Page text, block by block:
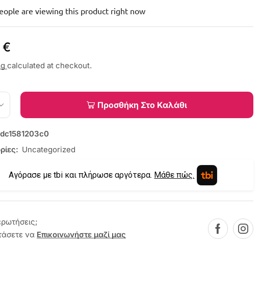
are viewing this product right now
€
calculated at checkout.
Προσθήκη Στο Καλάθι
Uncategorized
Αγόρασε με tbi και πλήρωσε αργότερα. Μάθε πώς.
να Επικοινωνήστε μαζί μας